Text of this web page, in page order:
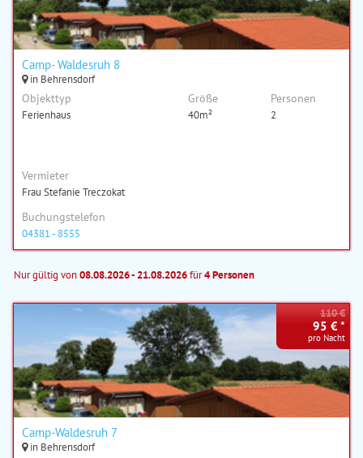
Camp- Waldesruh 8
in Behrensdorf
Objekttyp
Ferienhaus
Größe
40m²
Personen
2
Vermieter
Frau Stefanie Treczokat
Buchungstelefon
04381 - 8555
Nur gültig von08.08.2026 - 21.08.2026für4 Personen
Camp-Waldesruh 7
in Behrensdorf
110 €
95 € *
pro Nacht